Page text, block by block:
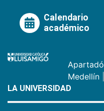
Calendario
académico
Apartadó
Medellín
LA UNIVERSIDAD